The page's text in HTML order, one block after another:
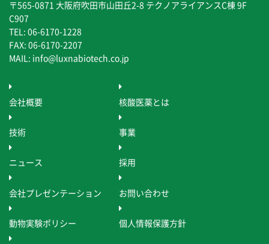
〒565-0871 大阪府吹田市山田丘2-8 テクノアライアンスC棟 9F
C907
TEL: 06-6170-1228
FAX: 06-6170-2207
MAIL: info@luxnabiotech.co.jp
会社概要 核酸医薬とは
技術 事業
ニュース 採用
会社プレゼンテーション お問い合わせ
動物実験ポリシー 個人情報保護方針